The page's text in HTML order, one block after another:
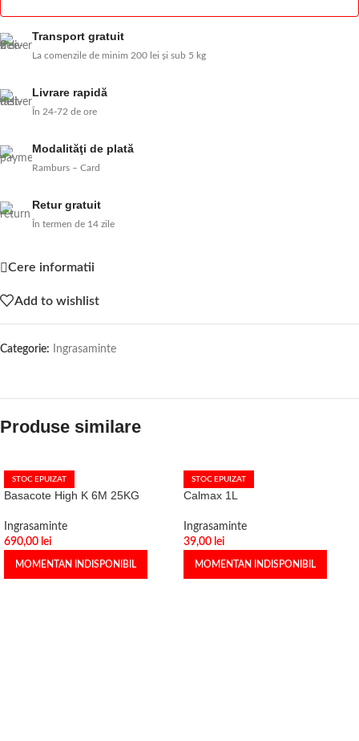
Transport gratuit
La comenzile de minim 200 lei și sub 5 kg
Livrare rapidă
În 24-72 de ore
Modalităţi de plată
Ramburs – Card
Retur gratuit
În termen de 14 zile
Cere informatii
Add to wishlist
Categorie: Ingrasaminte
Produse similare
STOC EPUIZAT
Basacote High K 6M 25KG
Ingrasaminte
690,00 lei
MOMENTAN INDISPONIBIL
STOC EPUIZAT
Calmax 1L
Ingrasaminte
39,00 lei
MOMENTAN INDISPONIBIL